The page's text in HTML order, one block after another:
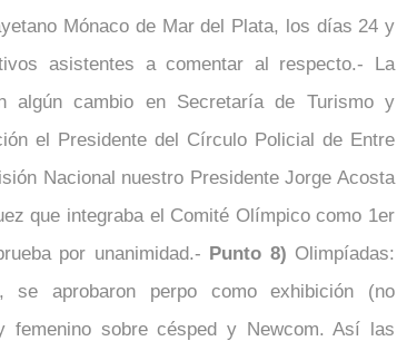
Mónaco de Mar del Plata, los días 24 y
asistentes a comentar al respecto.- La
algún cambio en Secretaría de Turismo y
el Presidente del Círculo Policial de Entre
Nacional nuestro Presidente Jorge Acosta
que integraba el Comité Olímpico como 1er
por unanimidad.- Punto 8) Olimpíadas:
se aprobaron perpo como exhibición (no
femenino sobre césped y Newcom. Así las